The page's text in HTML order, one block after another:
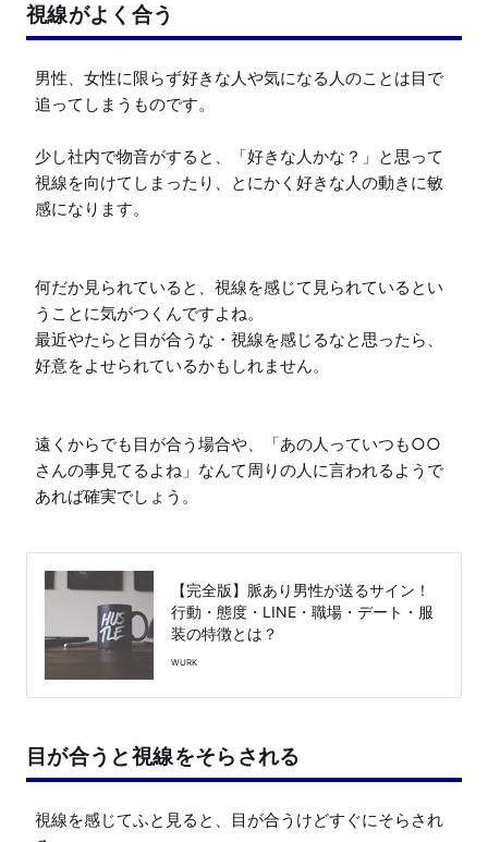
視線がよく合う
男性、女性に限らず好きな人や気になる人のことは目で
追ってしまうものです。
少し社内で物音がすると、「好きな人かな？」と思って
視線を向けてしまったり、とにかく好きな人の動きに敏
感になります。
何だか見られていると、視線を感じて見られているとい
うことに気がつくんですよね。
最近やたらと目が合うな・視線を感じるなと思ったら、
好意をよせられているかもしれません。
遠くからでも目が合う場合や、「あの人っていつも○○
さんの事見てるよね」なんて周りの人に言われるようで
あれば確実でしょう。
【完全版】脈あり男性が送るサイン！
行動・態度・LINE・職場・デート・服
装の特徴とは？
WURK
目が合うと視線をそらされる
視線を感じてふと見ると、目が合うけどすぐにそらされ